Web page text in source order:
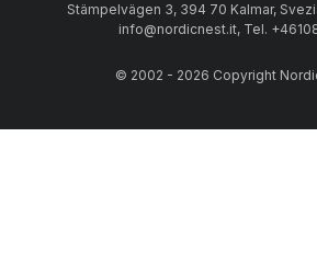
Stämpelvägen 3, 394 70 Kalmar,
info@nordicnest.it, Tel.
© 2002 - 2026 Copyright